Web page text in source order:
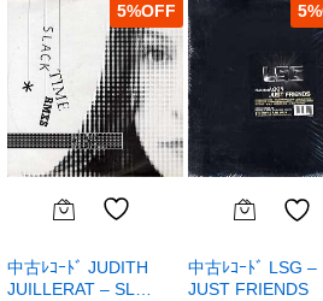
5%
中古ﾚｺｰﾄﾞ JUDITH
JUILLERAT – SL…
5%
中古ﾚｺｰﾄﾞ LSG –
JUST FRIENDS